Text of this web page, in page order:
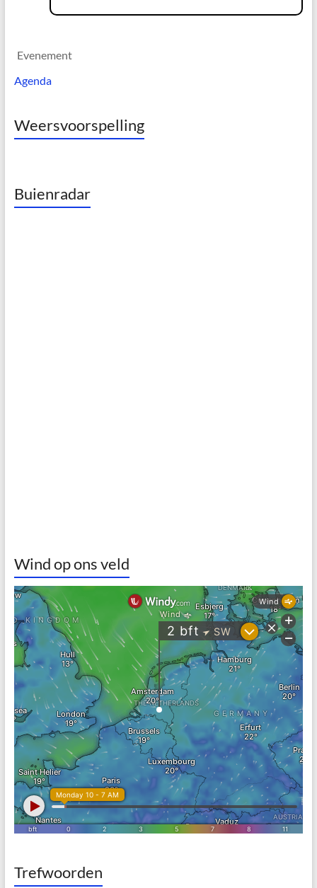
Evenement
Agenda
Weersvoorspelling
Buienradar
Wind op ons veld
Trefwoorden